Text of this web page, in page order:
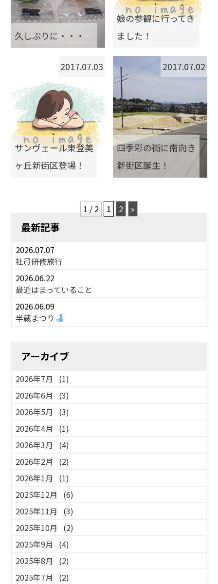
久しぶりに・・・
娘の参観に行ってき
ました！
2017.07.03
サンヴェール東登美
ヶ丘新街区登場！
2017.07.02
四季彩の街に南向き
新街区誕生！
1 / 2 1 2 »
最新記事
2026.07.07
社員研修旅行
2026.06.22
最近はまっていること
2026.06.09
半蔵まつり
アーカイブ
2026年7月
(1)
2026年6月
(3)
2026年5月
(3)
2026年4月
(1)
2026年3月
(4)
2026年2月
(2)
2026年1月
(1)
2025年12月
(6)
2025年11月
(3)
2025年10月
(2)
2025年9月
(4)
2025年8月
(2)
2025年7月
(2)